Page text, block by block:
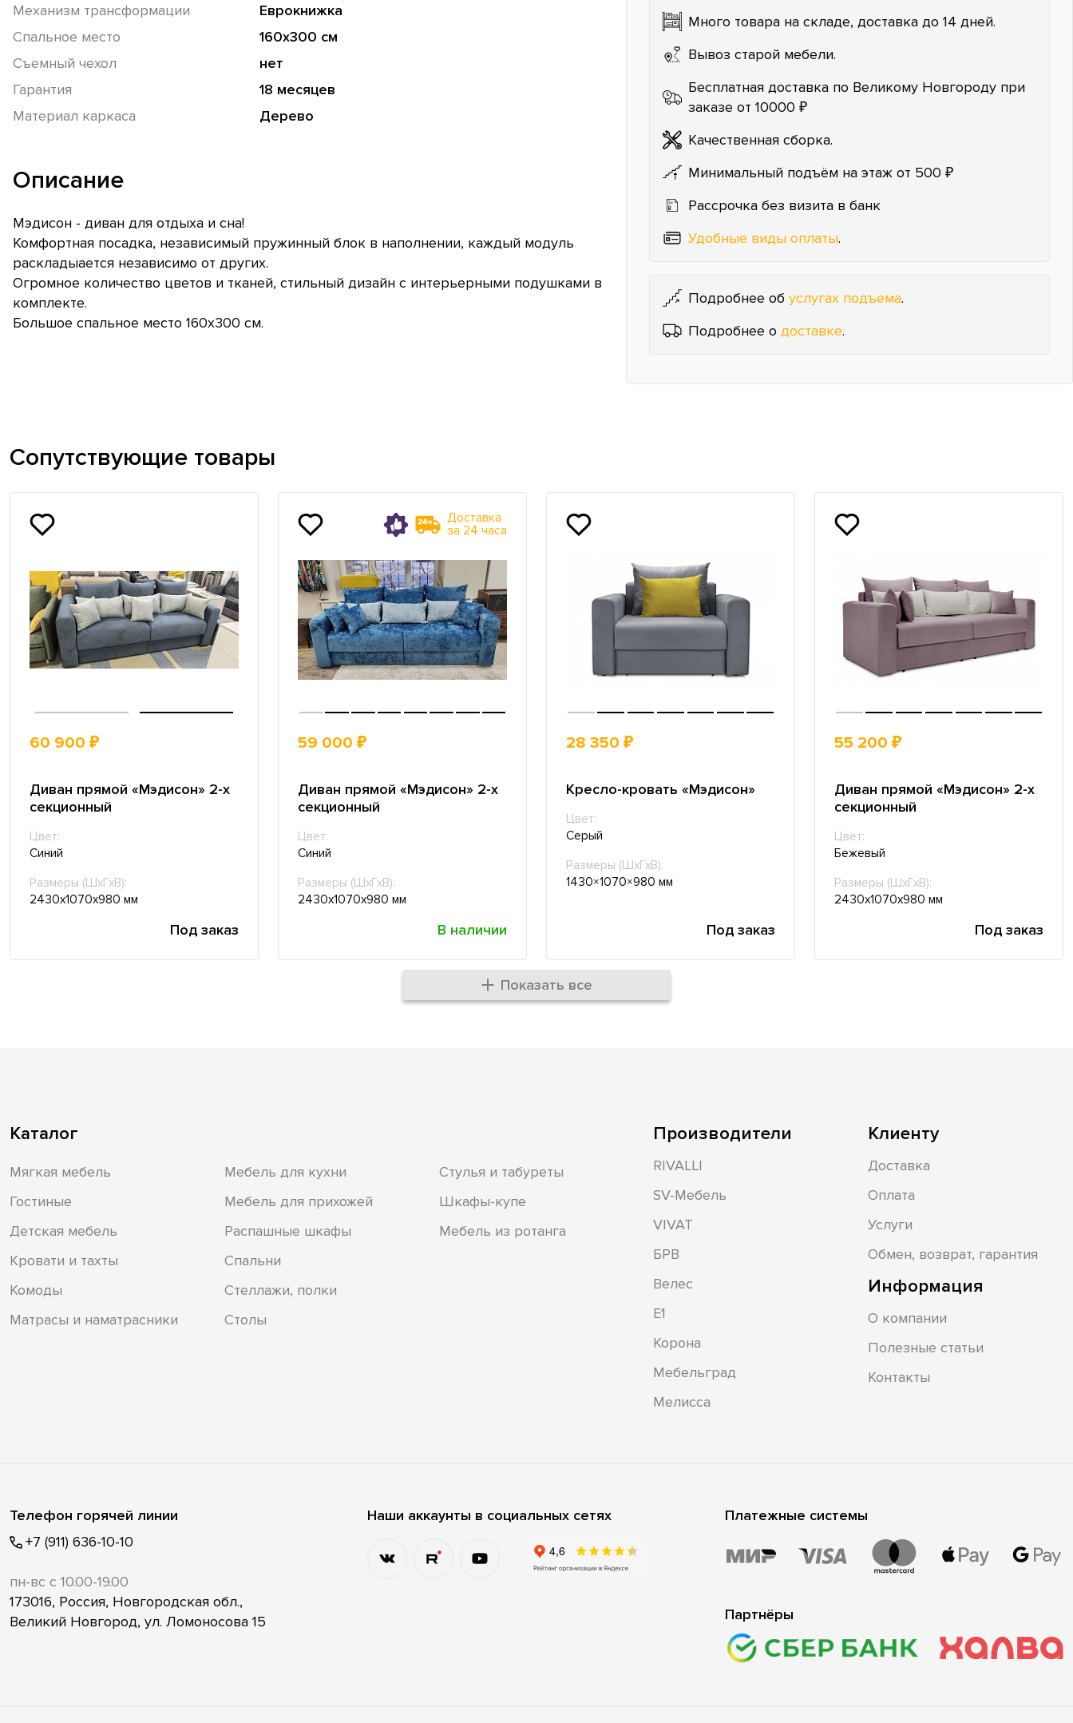
Много товара на складе, доставка до 14 дней.
Вывоз старой мебели.
Бесплатная доставка по Великому Новгороду при
заказе от 10000 ₽
Качественная сборка.
Минимальный подъём на этаж от 500 ₽
Рассрочка без визита в банк
Удобные виды оплаты.
Подробнее об услугах подъема.
Подробнее о доставке.
Механизм трансформации
Еврокнижка
Спальное место
160х300 см
Съемный чехол
нет
Гарантия
18 месяцев
Материал каркаса
Дерево
Описание
Мэдисон - диван для отдыха и сна!
Комфортная посадка, независимый пружинный блок в наполнении, каждый модуль
раскладыается независимо от других.
Огромное количество цветов и тканей, стильный дизайн с интерьерными подушками в
комплекте.
Большое спальное место 160х300 см.
Сопутствующие товары
60 900 ₽
Диван прямой «Мэдисон» 2-х
секционный
Цвет:
Синий
Размеры (ШхГхВ):
2430х1070х980 мм
Под заказ
Доставка
за 24 часа
59 000 ₽
Диван прямой «Мэдисон» 2-х
секционный
Цвет:
Синий
Размеры (ШхГхВ):
2430х1070х980 мм
В наличии
28 350 ₽
Кресло-кровать «Мэдисон»
Цвет:
Серый
Размеры (ШхГхВ):
1430×1070×980 мм
Под заказ
55 200 ₽
Диван прямой «Мэдисон» 2-х
секционный
Цвет:
Бежевый
Размеры (ШхГхВ):
2430х1070х980 мм
Под заказ
Показать все
Каталог
Мягкая мебель
Гостиные
Детская мебель
Кровати и тахты
Комоды
Матрасы и наматрасники
Мебель для кухни
Мебель для прихожей
Распашные шкафы
Спальни
Стеллажи, полки
Столы
Стулья и табуреты
Шкафы-купе
Мебель из ротанга
Производители
RIVALLI
SV-Мебель
VIVAT
БРВ
Велес
Е1
Корона
Мебельград
Мелисса
Клиенту
Доставка
Оплата
Услуги
Обмен, возврат, гарантия
Информация
О компании
Полезные статьи
Контакты
Телефон горячей линии
+7 (911) 636-10-10
пн-вс с 10.00-19.00
173016, Россия, Новгородская обл.,
Великий Новгород, ул. Ломоносова 15
Наши аккаунты в социальных сетях Платежные системы
Партнёры